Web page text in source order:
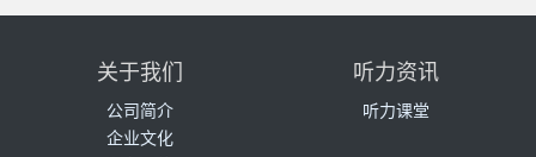
关于我们
公司简介
企业文化
听力资讯
听力课堂